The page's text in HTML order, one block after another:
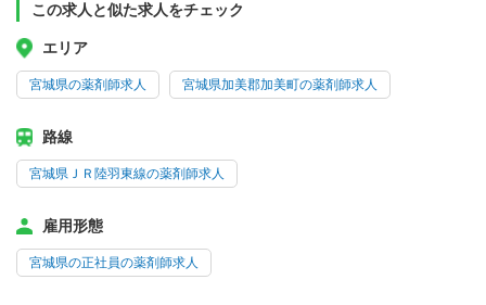
この求人と似た求人をチェック
エリア
宮城県の薬剤師求人 宮城県加美郡加美町の薬剤師求人
路線
宮城県ＪＲ陸羽東線の薬剤師求人
雇用形態
宮城県の正社員の薬剤師求人